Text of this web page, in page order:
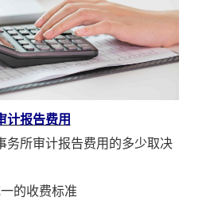
计报告费用
务所审计报告费用的多少取决
的收费标准